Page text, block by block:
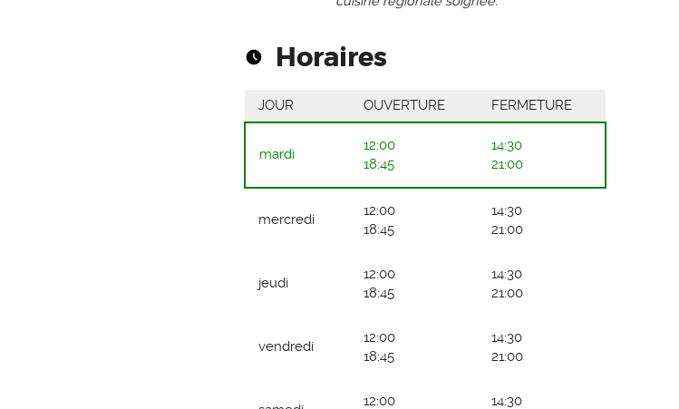
Horaires
JOUR OUVERTURE FERMETURE
mardi
12:00
18:45
14:30
21:00
mercredi
12:00
18:45
14:30
21:00
jeudi
12:00
18:45
14:30
21:00
vendredi
12:00
18:45
14:30
21:00
12:00
14:30